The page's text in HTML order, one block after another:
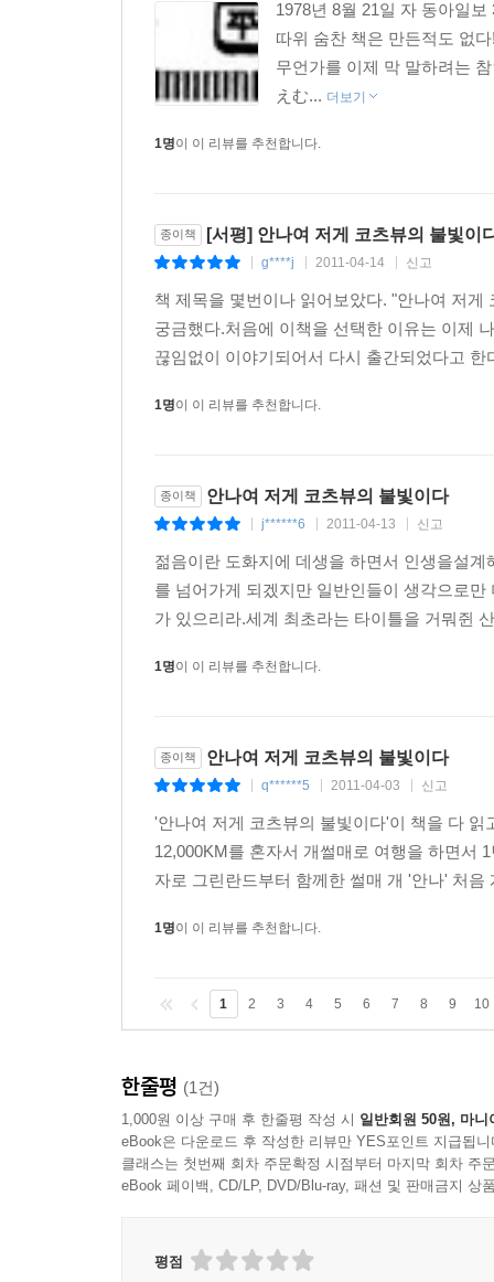
1978년 8월 21일 자 동아일
따위 숨찬 책은 만든적도 없
무언가를 이제 막 말하려는
えむ... 더보기
1명이 이 리뷰를 추천합니다.
종이책 [서평] 안나여 저게 코츠뷰의 불빛이
g****j 2011-04-14 신고
책 제목을 몇번이나 읽어보았다. "안나여 저
궁금했다.처음에 이책을 선택한 이유는 이제
끊임없이 이야기되어서 다시 출간되었다고
1명이 이 리뷰를 추천합니다.
종이책 안나여 저게 코츠뷰의 불빛이다
j******6 2011-04-13 신고
젊음이란 도화지에 데생을 하면서 인생을설
를 넘어가게 되겠지만 일반인들이 생각으로
가 있으리라.세계 최초라는 타이틀을 거뭐쥔
1명이 이 리뷰를 추천합니다.
종이책 안나여 저게 코츠뷰의 불빛이다
q******5 2011-04-03 신고
'안나여 저게 코츠뷰의 불빛이다'이 책을 다
12,000KM를 혼자서 개썰매로 여행을 하면서
자로 그린란드부터 함께한 썰매 개 '안나' 처
1명이 이 리뷰를 추천합니다.
1 2 3 4 5 6 7 8 9 10
한줄평 (1건)
1,000원 이상 구매 후 한줄평 작성 시 일반회원 50원, 마니
eBook은 다운로드 후 작성한 리뷰만 YES포인트 지급됩니
클래스는 첫번째 회차 주문확정 시점부터 마지막 회차 주
eBook 페이백, CD/LP, DVD/Blu-ray, 패션 및 판매금지 상
평점